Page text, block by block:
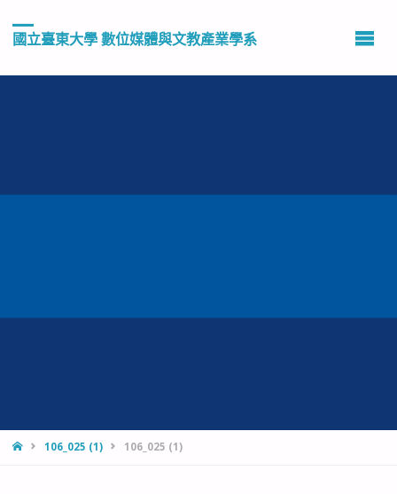
國立臺東大學 數位媒體與文教產業學系
HOME106_025 (1) 106_025 (1)